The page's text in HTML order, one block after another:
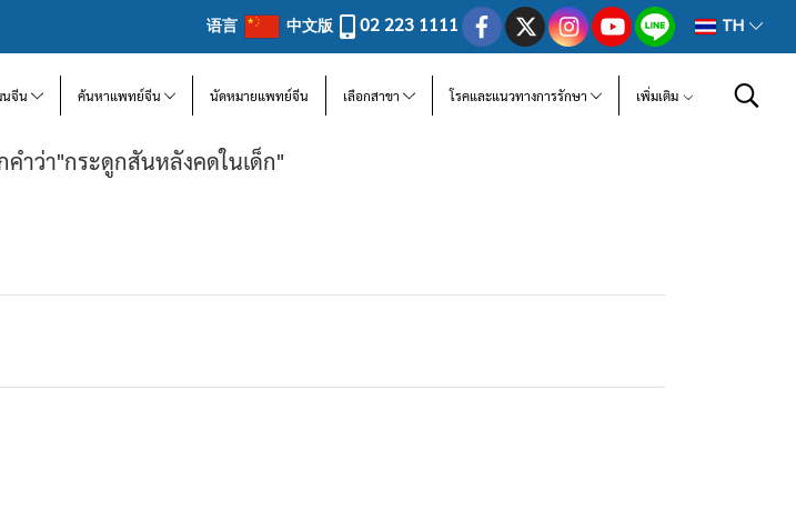
语言 中文版 02 223 1111 TH
นจีน ค้นหาแพทย์จีน นัดหมายแพทย์จีน เลือกสาขา โรคและแนวทางการรักษา เพิ่มเติม
ำว่า"กระดูกสันหลังคดในเด็ก"